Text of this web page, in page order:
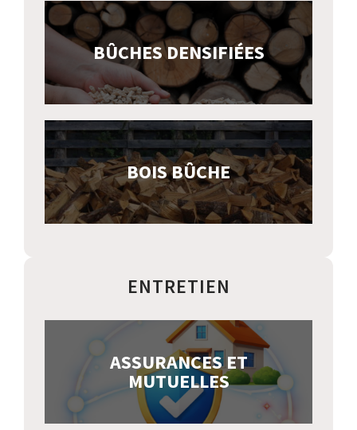
BÛCHES DENSIFIÉES
BOIS BÛCHE
ENTRETIEN
ASSURANCES ET
MUTUELLES